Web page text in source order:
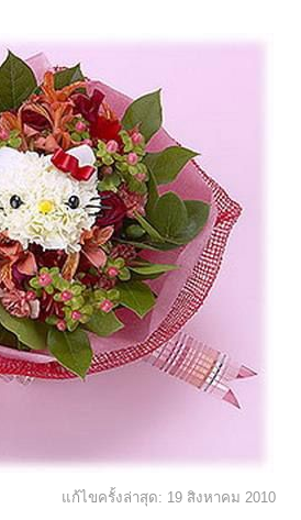
แก้ไขครั้งล่าสุด: 19 สิงหาคม 2010